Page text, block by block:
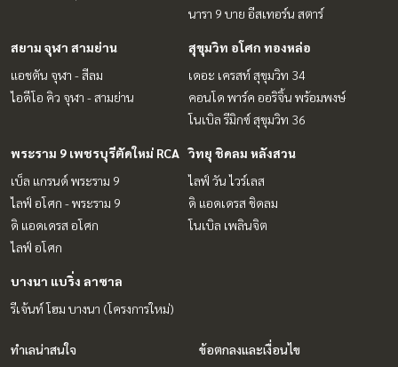
นารา 9 บาย อีสเทอร์น สตาร์
สยาม จุฬา สามย่าน
แอชตัน จุฬา - สีลม
ไอดีโอ คิว จุฬา - สามย่าน
สุขุมวิท อโศก ทองหล่อ
เดอะ เครสท์ สุขุมวิท 34
คอนโด พาร์ค ออริจิ้น พร้อมพงษ์
โนเบิล รีมิกซ์ สุขุมวิท 36
พระราม 9 เพชรบุรีตัดใหม่ RCA
เบ็ล แกรนด์ พระราม 9
ไลฟ์ อโศก - พระราม 9
ดิ แอดเดรส อโศก
ไลฟ์ อโศก
วิทยุ ชิดลม หลังสวน
ไลฟ์ วัน ไวร์เลส
ดิ แอดเดรส ชิดลม
โนเบิล เพลินจิต
บางนา แบริ่ง ลาซาล
รีเจ้นท์ โฮม บางนา (โครงการใหม่)
ทำเลน่าสนใจ
ข้อตกลงและเงื่อนไข